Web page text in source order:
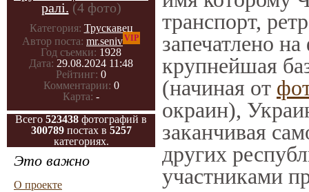
ралі. (4 фото)
Категория: Трускавец
Автор поста: mr.senivVIP
Год съемки: 1928
Дата: 29.08.2024 11:48
Рейтинг: 0
Комментарии: 0
Карта: -
Всего 523438 фотографий в
300789постах в 5257
категориях.
Это важно
О проекте
транспорт,
запечатлено
крупнейшая
(начиная от
окраин),
заканчивая
других
участниками